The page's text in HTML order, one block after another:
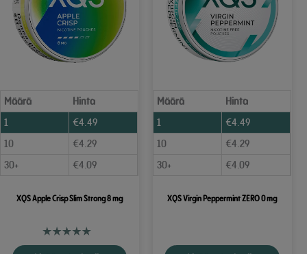
Määrä
Hinta
1
€4.49
10
€4.29
30+
€4.09
XQS Apple Crisp Slim Strong 8 mg
Määrä
Hinta
1
€4.49
10
€4.29
30+
€4.09
XQS Virgin Peppermint ZERO 0 mg